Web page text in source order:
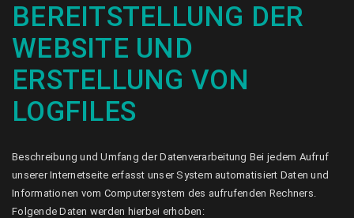
BEREITSTELLUNG DER
WEBSITE UND
ERSTELLUNG VON
LOGFILES
Beschreibung und Umfang der Datenverarbeitung Bei jedem Aufruf
unserer Internetseite erfasst unser System automatisiert Daten und
Informationen vom Computersystem des aufrufenden Rechners.
Folgende Daten werden hierbei erhoben: